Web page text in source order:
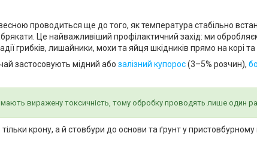
проводиться ще до того, як температура стабільно
Це найважливіший профілактичний захід: ми
грибків, лишайники, мохи та яйця шкідників прямо на корі та
застосовують мідний або залізний купорос(3–5% розчин),
мають виражену токсичність, тому обробку проводять лише один
крону, а й стовбури до основи та ґрунт у